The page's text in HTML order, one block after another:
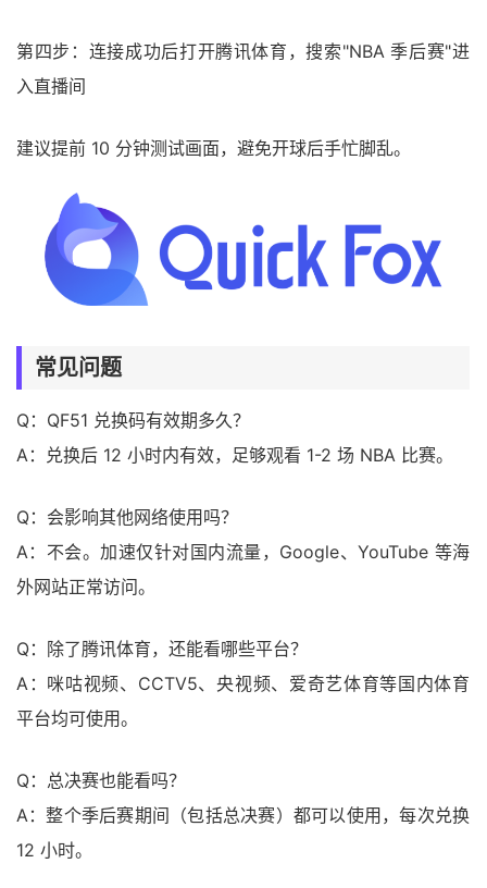
第四步：连接成功后打开腾讯体育，搜索"NBA 季后赛"进
入直播间
建议提前 10 分钟测试画面，避免开球后手忙脚乱。
常见问题
Q：QF51 兑换码有效期多久？
A：兑换后 12 小时内有效，足够观看 1-2 场 NBA 比赛。
Q：会影响其他网络使用吗？
A：不会。加速仅针对国内流量，Google、YouTube 等海
外网站正常访问。
Q：除了腾讯体育，还能看哪些平台？
A：咪咕视频、CCTV5、央视频、爱奇艺体育等国内体育
平台均可使用。
Q：总决赛也能看吗？
A：整个季后赛期间（包括总决赛）都可以使用，每次兑换
12 小时。